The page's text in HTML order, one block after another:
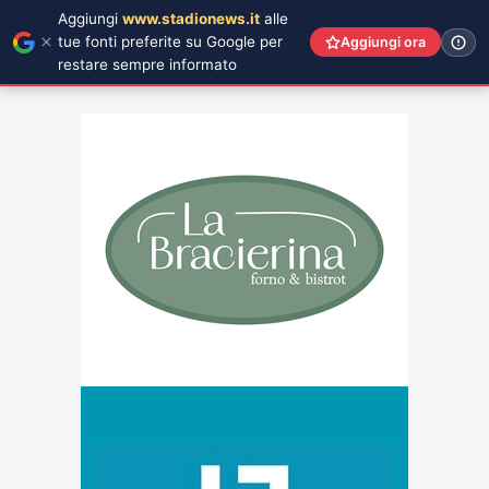
Aggiungi www.stadionews.it alle
tue fonti preferite su Google per
restare sempre informato
Aggiungi ora